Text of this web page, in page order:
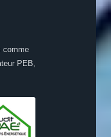
comme
PEB,